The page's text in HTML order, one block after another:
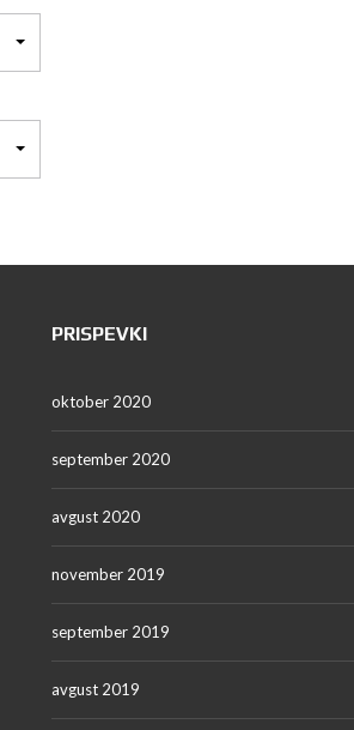
PRISPEVKI
oktober 2020
september 2020
avgust 2020
november 2019
september 2019
avgust 2019